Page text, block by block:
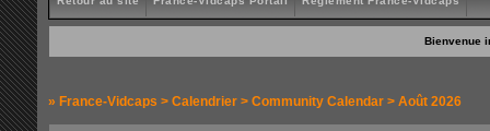
Bienvenue
» France-Vidcaps >Calendrier >Community Calendar > Août 2026